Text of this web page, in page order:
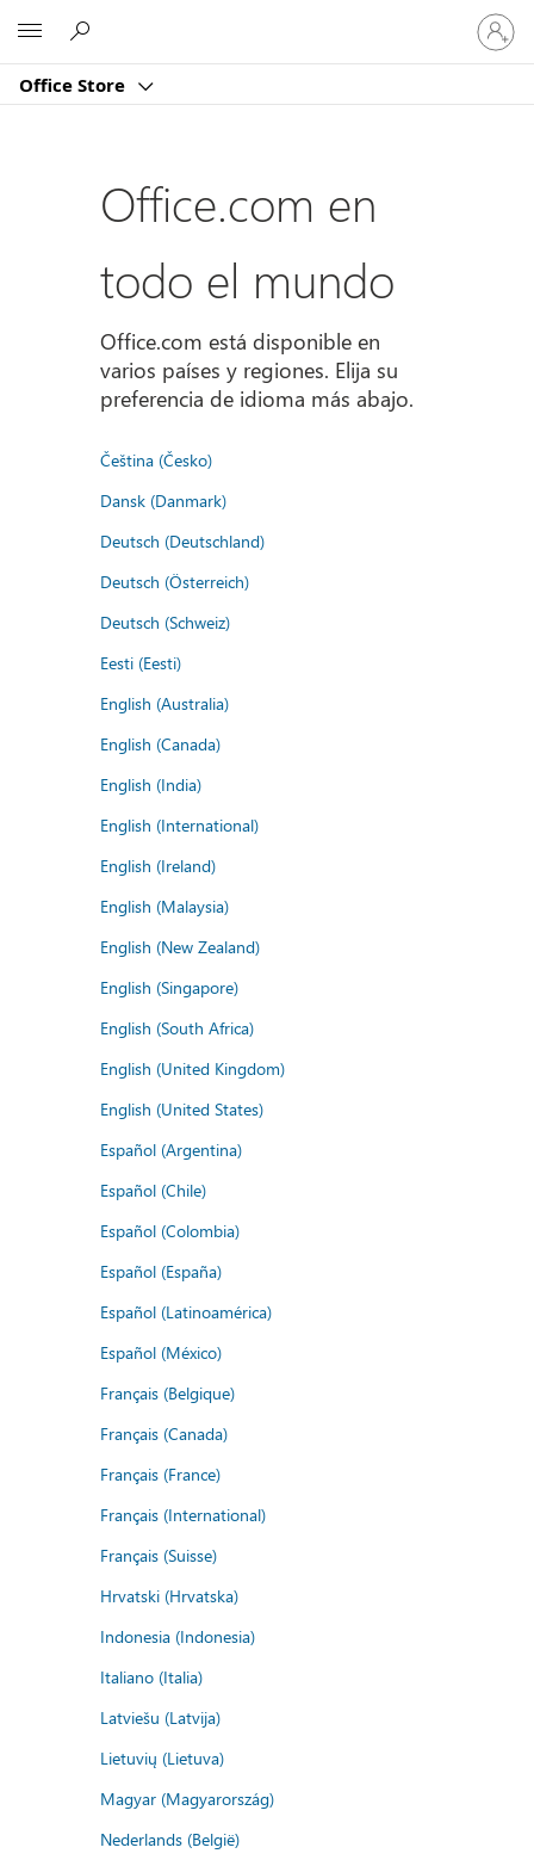
Office Store
Iniciar
sesión
en
cuenta
Office.com en
todo el mundo
Office.com está disponible en
varios países y regiones. Elija su
preferencia de idioma más abajo.
Čeština (Česko)
Dansk (Danmark)
Deutsch (Deutschland)
Deutsch (Österreich)
Deutsch (Schweiz)
Eesti (Eesti)
English (Australia)
English (Canada)
English (India)
English (International)
English (Ireland)
English (Malaysia)
English (New Zealand)
English (Singapore)
English (South Africa)
English (United Kingdom)
English (United States)
Español (Argentina)
Español (Chile)
Español (Colombia)
Español (España)
Español (Latinoamérica)
Español (México)
Français (Belgique)
Français (Canada)
Français (France)
Français (International)
Français (Suisse)
Hrvatski (Hrvatska)
Indonesia (Indonesia)
Italiano (Italia)
Latviešu (Latvija)
Lietuvių (Lietuva)
Magyar (Magyarország)
Nederlands (België)